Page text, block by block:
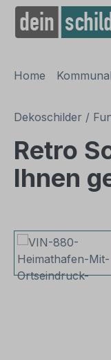
Zur
Home
Dekoschilder /
Retro
Ihnen
Bildergalerie